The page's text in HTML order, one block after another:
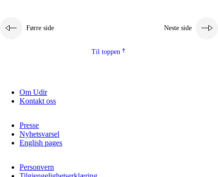
Førre side Neste side
Til toppen
Om Udir
Kontakt oss
Presse
Nyhetsvarsel
English pages
Personvern